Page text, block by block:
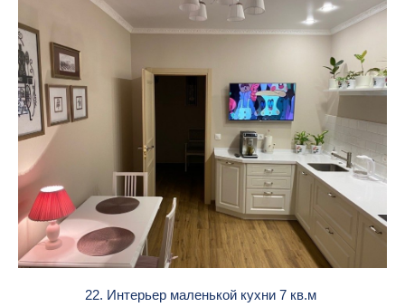
22. Интерьер маленькой кухни 7 кв.м